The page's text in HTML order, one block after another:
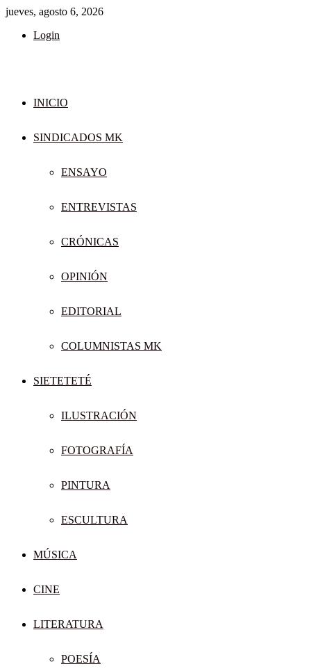
jueves, agosto 6, 2026
Login
INICIO
SINDICADOS MK
ENSAYO
ENTREVISTAS
CRÓNICAS
OPINIÓN
EDITORIAL
COLUMNISTAS MK
SIETETETÉ
ILUSTRACIÓN
FOTOGRAFÍA
PINTURA
ESCULTURA
MÚSICA
CINE
LITERATURA
POESÍA